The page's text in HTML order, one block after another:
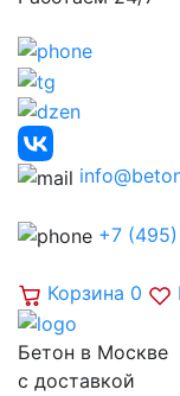
+7
Корзина 0
Бетон в Москве
с доставкой